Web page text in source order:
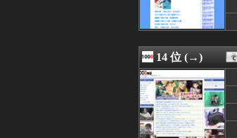
08/08 02:30
08/08 02:30
08/08 02:27
08/08 02:27
08/08 02:27
08/08 02:25
08/08 02:24
08/08 02:20
08/08 02:19
08/08 02:18
08/08 02:18
14 位 (→)